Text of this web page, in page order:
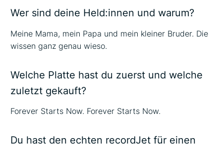
Wer sind deine Held:innen und warum?
Meine Mama, mein Papa und mein kleiner Bruder. Die
wissen ganz genau wieso.
Welche Platte hast du zuerst und welche
zuletzt gekauft?
Forever Starts Now. Forever Starts Now.
Du hast den echten recordJet für einen